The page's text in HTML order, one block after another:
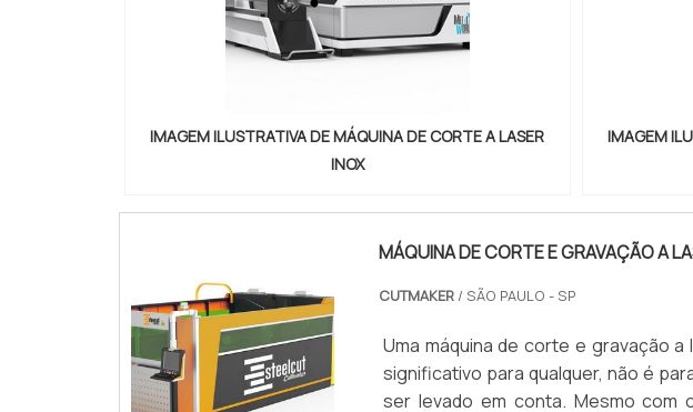
IMAGEM ILUSTRATIVA DE MÁQUINA DE CORTE A LASER
INOX
IMAGEM
MÁQUINA DE CORTE E GRAVAÇÃO A
CUTMAKER/ SÃO PAULO - SP
Uma máquina de corte e gravação
significativo para qualquer, não é
ser levado em conta. Mesmo com